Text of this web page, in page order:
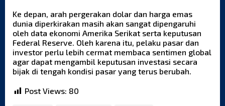
Ke depan, arah pergerakan dolar dan harga emas
dunia diperkirakan masih akan sangat dipengaruhi
oleh data ekonomi Amerika Serikat serta keputusan
Federal Reserve. Oleh karena itu, pelaku pasar dan
investor perlu lebih cermat membaca sentimen global
agar dapat mengambil keputusan investasi secara
bijak di tengah kondisi pasar yang terus berubah.
Post Views: 80